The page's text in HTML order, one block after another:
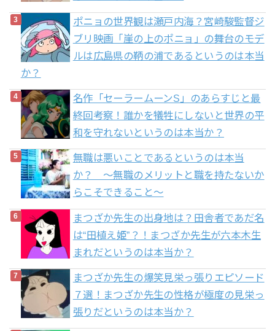
ポニョの世界観は瀬戸内海？宮崎駿監督ジ
ブリ映画「崖の上のポニョ」の舞台のモデ
ルは広島県の鞆の浦であるというのは本当
か？
名作「セーラームーンS」のあらすじと最
終回考察！誰かを犠牲にしないと世界の平
和を守れないというのは本当か？
無職は悪いことであるというのは本当
か？ 〜無職のメリットと職を持たないか
らこそできること〜
まつざか先生の出身地は？田舎者であだ名
は“田植え姫”？！まつざか先生が六本木生
まれだというのは本当か？
まつざか先生の爆笑見栄っ張りエピソード
７選！まつざか先生の性格が極度の見栄っ
張りだというのは本当か？